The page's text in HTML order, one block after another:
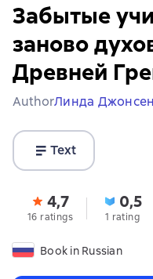
Забытые
заново
Древней
AuthorЛинда Джонсен
Text
4,7
16 ratings
0,5
1 rating
Book in Russian